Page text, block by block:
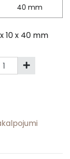
40 mm
10 x 40 mm